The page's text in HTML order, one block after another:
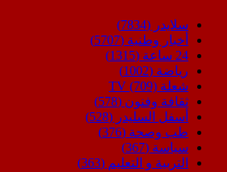
سلايدر (7834)
أخبار وطنية (5707)
24 ساعة
(1315)
رياضة (1002)
شعلة TV (709)
ثقافة وفنون (578)
أسفل السليدر (528)
طب وصحة (376)
سياسة (367)
التربية و التعليم (363)